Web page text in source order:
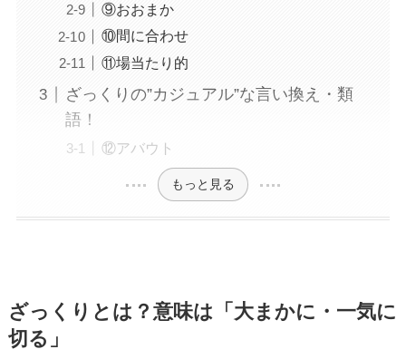
⑨おおまか
⑩間に合わせ
⑪場当たり的
ざっくりの”カジュアル”な言い換え・類
語！
⑫アバウト
もっと見る
ざっくりとは？意味は「大まかに・一気に
切る」